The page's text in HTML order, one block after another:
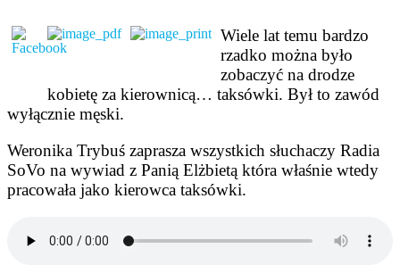
Wiele lat temu bardzo
rzadko można było
zobaczyć na drodze
kobietę za kierownicą… taksówki. Był to zawód
wyłącznie męski.
Weronika Trybuś zaprasza wszystkich słuchaczy Radia
SoVo na wywiad z Panią Elżbietą która właśnie wtedy
pracowała jako kierowca taksówki.